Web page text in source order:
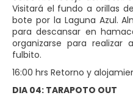
Visitará el fundo a orillas
bote por la Laguna Azul.
para descansar en
organizarse para
fulbito.
16:00 hrs Retorno y
DIA 04: TARAPOTO OUT